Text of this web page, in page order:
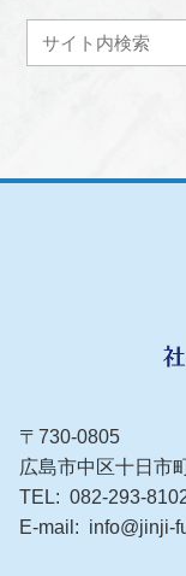
〒730-0805
広島市中区十日市
TEL
082-293-
E-mail
info@jinji-